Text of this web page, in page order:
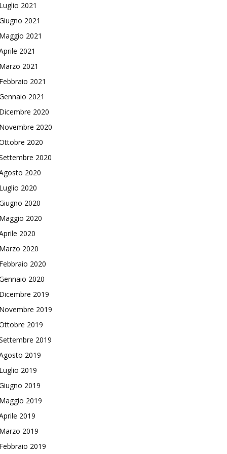
2021
2021
2021
2021
2021
2021
2021
2020
2020
2020
2020
2020
2020
2020
2020
2020
2020
2020
2020
2019
2019
2019
2019
2019
2019
2019
2019
2019
2019
2019